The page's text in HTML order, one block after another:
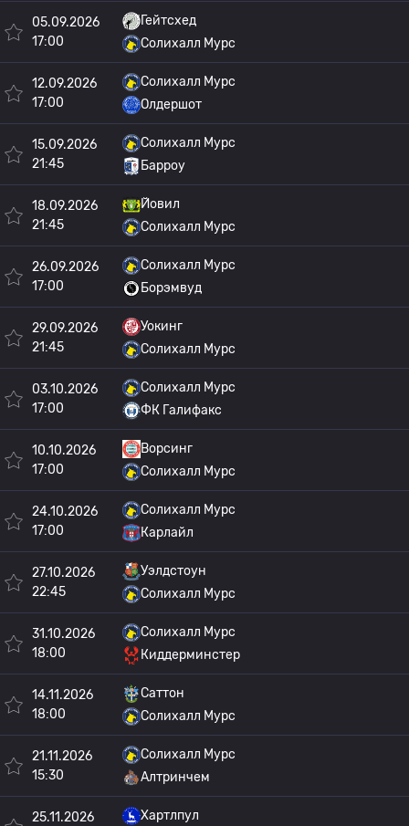
05.09.2026
17:00
Гейтсхед
Солихалл Мурс
12.09.2026
17:00
Солихалл Мурс
Олдершот
15.09.2026
21:45
Солихалл Мурс
Барроу
18.09.2026
21:45
Йовил
Солихалл Мурс
26.09.2026
17:00
Солихалл Мурс
Борэмвуд
29.09.2026
21:45
Уокинг
Солихалл Мурс
03.10.2026
17:00
Солихалл Мурс
ФК Галифакс
10.10.2026
17:00
Ворсинг
Солихалл Мурс
24.10.2026
17:00
Солихалл Мурс
Карлайл
27.10.2026
22:45
Уэлдстоун
Солихалл Мурс
31.10.2026
18:00
Солихалл Мурс
Киддерминстер
14.11.2026
18:00
Саттон
Солихалл Мурс
21.11.2026
15:30
Солихалл Мурс
Алтринчем
25.11.2026
Хартлпул